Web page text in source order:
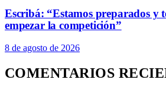
Escribá: “Estamos preparados y
empezar la competición”
8 de agosto de 2026
COMENTARIOS